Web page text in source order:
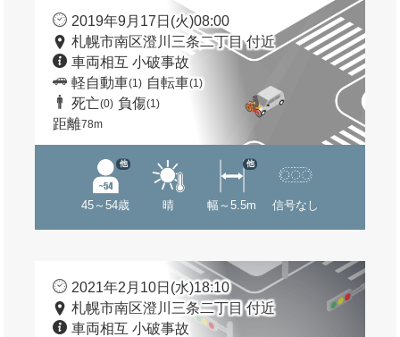
2019年9月17日(火)08:00
札幌市南区澄川三条二丁目 付近
車両相互 小破事故
軽自動車(1) 自転車(1)
死亡(0) 負傷(1)
距離78m
45～54歳
他
晴 幅～5.5m
他
信号なし
2021年2月10日(水)18:10
札幌市南区澄川三条二丁目 付近
車両相互 小破事故